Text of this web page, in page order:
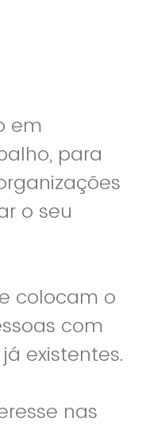
em
para
o seu
colocam o
com
existentes.
nas